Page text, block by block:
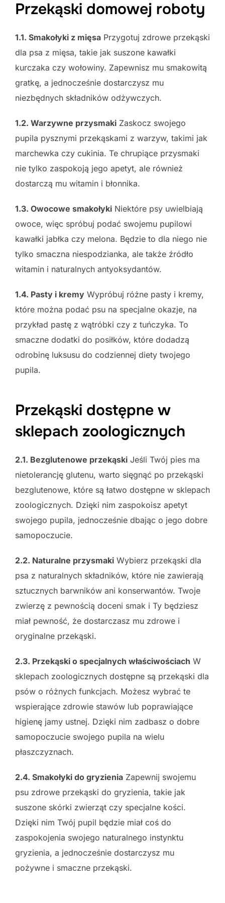
Przekąski domowej roboty
1.1. Smakołyki z mięsa Przygotuj zdrowe przekąski
dla psa z mięsa, takie jak suszone kawałki
kurczaka czy wołowiny. Zapewnisz mu smakowitą
gratkę, a jednocześnie dostarczysz mu
niezbędnych składników odżywczych.
1.2. Warzywne przysmaki Zaskocz swojego
pupila pysznymi przekąskami z warzyw, takimi jak
marchewka czy cukinia. Te chrupiące przysmaki
nie tylko zaspokoją jego apetyt, ale również
dostarczą mu witamin i błonnika.
1.3. Owocowe smakołyki Niektóre psy uwielbiają
owoce, więc spróbuj podać swojemu pupilowi
kawałki jabłka czy melona. Będzie to dla niego nie
tylko smaczna niespodzianka, ale także źródło
witamin i naturalnych antyoksydantów.
1.4. Pasty i kremy Wypróbuj różne pasty i kremy,
które można podać psu na specjalne okazje, na
przykład pastę z wątróbki czy z tuńczyka. To
smaczne dodatki do posiłków, które dodadzą
odrobinę luksusu do codziennej diety twojego
pupila.
Przekąski dostępne w
sklepach zoologicznych
2.1. Bezglutenowe przekąski Jeśli Twój pies ma
nietolerancję glutenu, warto sięgnąć po przekąski
bezglutenowe, które są łatwo dostępne w sklepach
zoologicznych. Dzięki nim zaspokoisz apetyt
swojego pupila, jednocześnie dbając o jego dobre
samopoczucie.
2.2. Naturalne przysmaki Wybierz przekąski dla
psa z naturalnych składników, które nie zawierają
sztucznych barwników ani konserwantów. Twoje
zwierzę z pewnością doceni smak i Ty będziesz
miał pewność, że dostarczasz mu zdrowe i
oryginalne przekąski.
2.3. Przekąski o specjalnych właściwościach W
sklepach zoologicznych dostępne są przekąski dla
psów o różnych funkcjach. Możesz wybrać te
wspierające zdrowie stawów lub poprawiające
higienę jamy ustnej. Dzięki nim zadbasz o dobre
samopoczucie swojego pupila na wielu
płaszczyznach.
2.4. Smakołyki do gryzienia Zapewnij swojemu
psu zdrowe przekąski do gryzienia, takie jak
suszone skórki zwierząt czy specjalne kości.
Dzięki nim Twój pupil będzie miał coś do
zaspokojenia swojego naturalnego instynktu
gryzienia, a jednocześnie dostarczysz mu
pożywne i smaczne przekąski.